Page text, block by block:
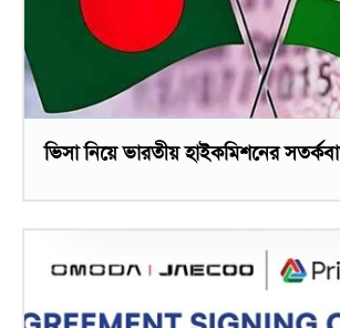
ভিসা নিয়ে ভারতীয় হাইকমিশনের